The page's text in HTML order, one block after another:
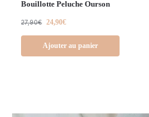
Bouillotte Peluche Ourson
27,90€ 24,90€
Ajouter au panier